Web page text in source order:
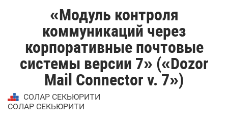
«Модуль контроля
коммуникаций через
корпоративные почтовые
системы версии 7» («Dozor
Mail Connector v. 7»)
СОЛАР СЕКЬЮРИТИ
СОЛАР СЕКЬЮРИТИ